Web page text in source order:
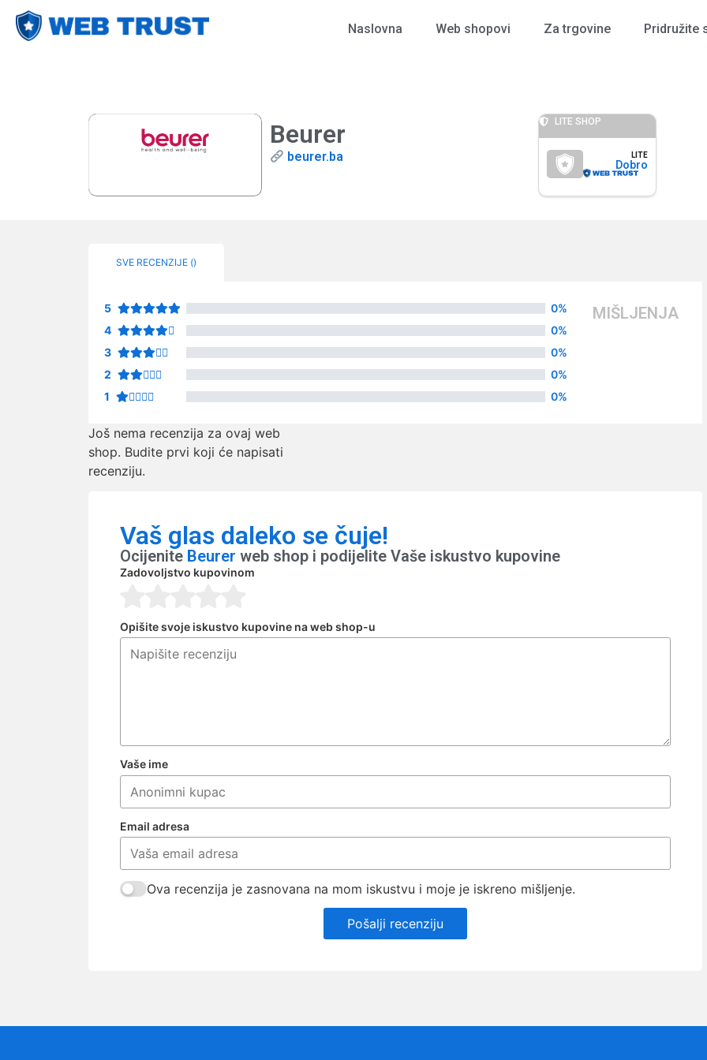
Naslovna Web shopovi Za trgovine Pridružite
Beurer
beurer.ba
LITE SHOP
LITE
Dobro
SVE RECENZIJE ()
5
0%
4
0%
3
0%
2
0%
1
0%
MIŠLJENJA
Još nema recenzija za ovaj web
shop. Budite prvi koji će napisati
recenziju.
Vaš glas daleko se čuje!
Ocijenite Beurer web shop i podijelite Vaše iskustvo kupovine
Zadovoljstvo kupovinom
Opišite svoje iskustvo kupovine na web shop-u
Vaše ime
Email adresa
Ova recenzija je zasnovana na mom iskustvu i moje je iskreno mišljenje.
Pošalji recenziju